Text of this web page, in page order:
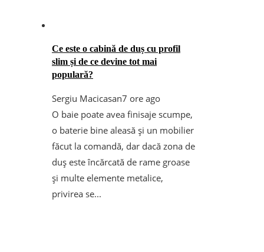
Ce este o cabină de duș cu profil
slim și de ce devine tot mai
populară?
Sergiu Macicasan7 ore ago
O baie poate avea finisaje scumpe,
o baterie bine aleasă și un mobilier
făcut la comandă, dar dacă zona de
duș este încărcată de rame groase
și multe elemente metalice,
privirea se...